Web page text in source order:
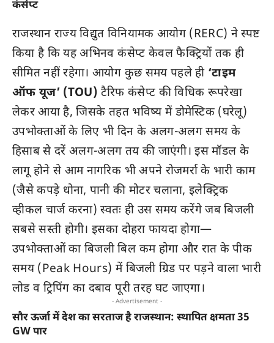
कंसेप्ट
राजस्थान राज्य विद्युत विनियामक आयोग (RERC) ने स्पष्ट
किया है कि यह अभिनव कंसेप्ट केवल फैक्ट्रियों तक ही
सीमित नहीं रहेगा। आयोग कुछ समय पहले ही ‘टाइम
ऑफ यूज’ (TOU) टैरिफ कंसेप्ट की विधिक रूपरेखा
लेकर आया है, जिसके तहत भविष्य में डोमेस्टिक (घरेलू)
उपभोक्ताओं के लिए भी दिन के अलग-अलग समय के
हिसाब से दरें अलग-अलग तय की जाएंगी। इस मॉडल के
लागू होने से आम नागरिक भी अपने रोजमर्रा के भारी काम
(जैसे कपड़े धोना, पानी की मोटर चलाना, इलेक्ट्रिक
व्हीकल चार्ज करना) स्वतः ही उस समय करेंगे जब बिजली
सबसे सस्ती होगी। इसका दोहरा फायदा होगा—
उपभोक्ताओं का बिजली बिल कम होगा और रात के पीक
समय (Peak Hours) में बिजली ग्रिड पर पड़ने वाला भारी
लोड व ट्रिपिंग का दबाव पूरी तरह घट जाएगा।
- Advertisement -
सौर ऊर्जा में देश का सरताज है राजस्थान: स्थापित क्षमता 35
GW पार